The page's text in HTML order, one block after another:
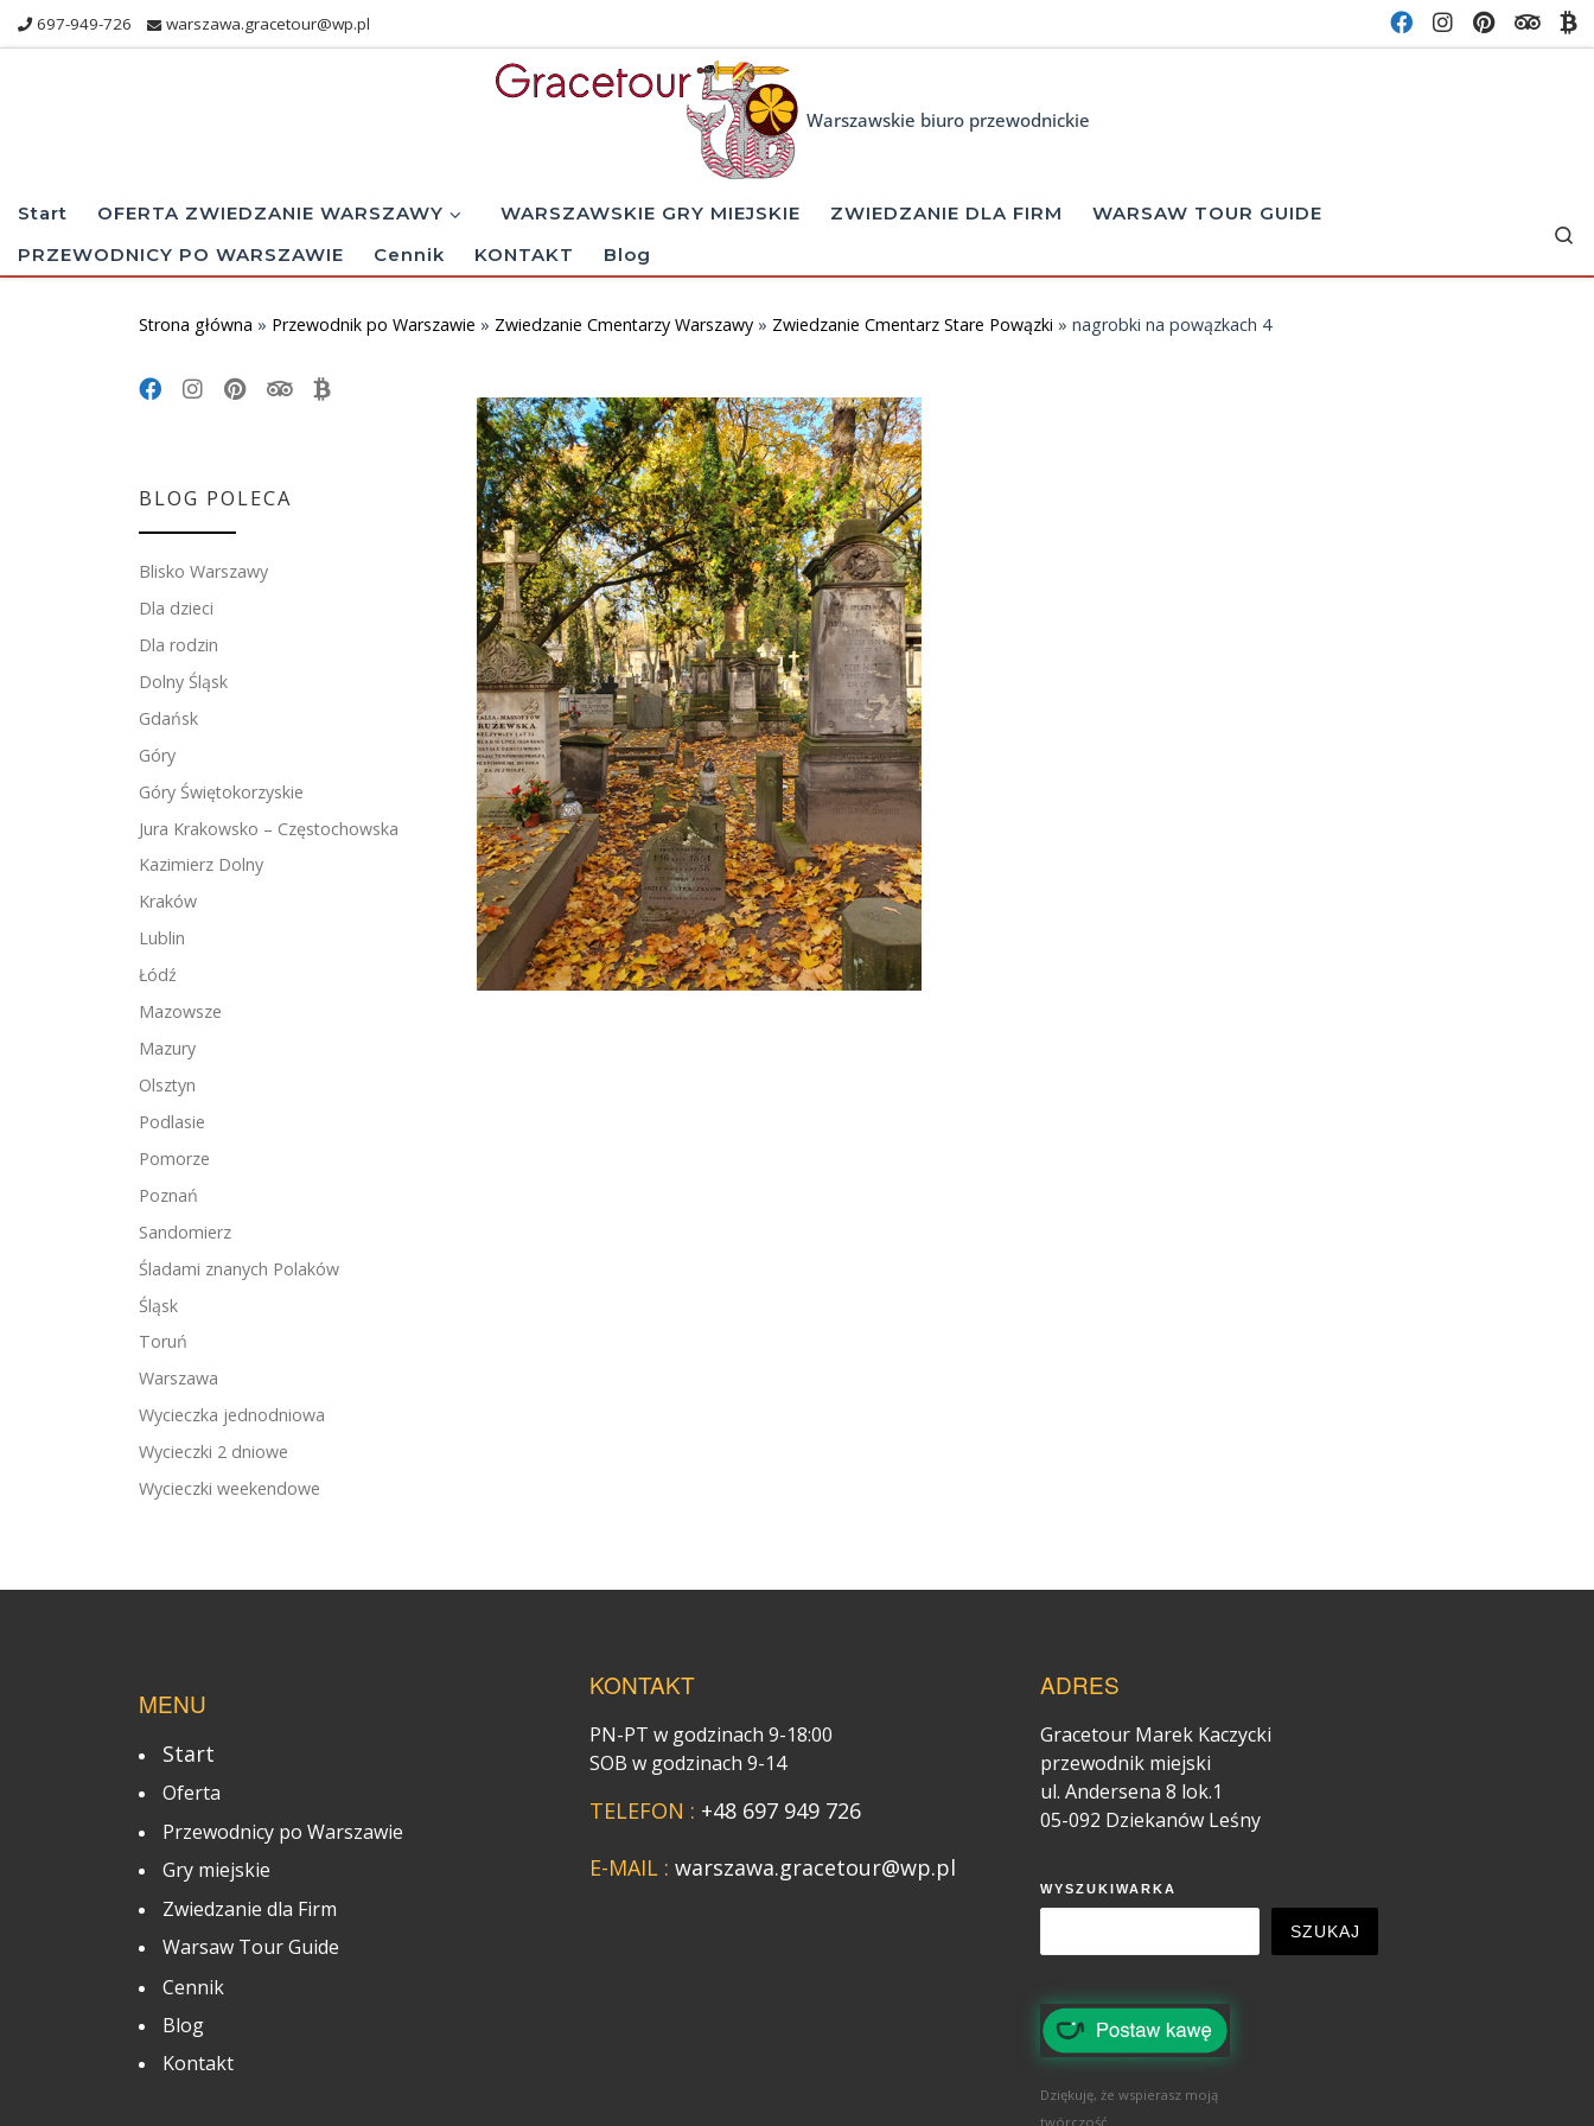
Skip to content
697-949-726 warszawa.gracetour@wp.pl
Warszawskie biuro przewodnickie
Start OFERTA ZWIEDZANIE WARSZAWY WARSZAWSKIE GRY MIEJSKIE ZWIEDZANIE DLA FIRM
WARSAW TOUR GUIDE
PRZEWODNICY PO WARSZAWIE
Cennik KONTAKT Blog
Strona główna » Przewodnik po Warszawie » Zwiedzanie Cmentarzy Warszawy » Zwiedzanie Cmentarz Stare Powązki » nagrobki na powązkach 4
BLOG POLECA
Blisko Warszawy
Dla dzieci
Dla rodzin
Dolny Śląsk
Gdańsk
Góry
Góry Świętokorzyskie
Jura Krakowsko – Częstochowska
Kazimierz Dolny
Kraków
Lublin
Łódź
Mazowsze
Mazury
Olsztyn
Podlasie
Pomorze
Poznań
Sandomierz
Śladami znanych Polaków
Śląsk
Toruń
Warszawa
Wycieczka jednodniowa
Wycieczki 2 dniowe
Wycieczki weekendowe
MENU
Start
Oferta
Przewodnicy po Warszawie
Gry miejskie
Zwiedzanie dla Firm
Warsaw Tour Guide
Cennik
Blog
Kontakt
KONTAKT
PN-PT w godzinach 9-18:00
SOB w godzinach 9-14
TELEFON : +48 697 949 726
E-MAIL : warszawa.gracetour@wp.pl
ADRES
Gracetour Marek Kaczycki
przewodnik miejski
ul. Andersena 8 lok.1
05-092 Dziekanów Leśny
WYSZUKIWARKA
SZUKAJ
Dziękuję, że wspierasz moją
twórczość